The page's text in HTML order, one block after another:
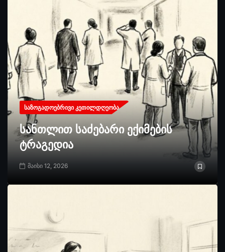
ᲡᲐᲖᲝᲒᲐᲓᲝᲔᲑᲠᲘᲕᲘ ᲙᲔᲗᲘᲚᲓᲦᲔᲝᲑᲐ
სანთლით საძებარი ექიმების
ტრაგედია
მაისი 12, 2026